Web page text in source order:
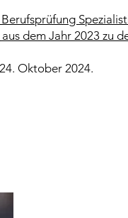
dem Jahr 2023 zu
Oktober 2024.